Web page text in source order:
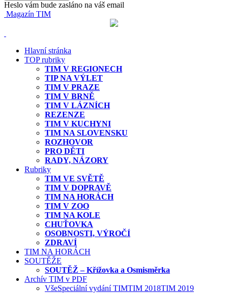
Heslo vám bude zasláno na váš email
Magazín TIM
Hlavní stránka
TOP rubriky
TIM V REGIONECH
TIP NA VÝLET
TIM V PRAZE
TIM V BRNĚ
TIM V LÁZNÍCH
REZENZE
TIM V KUCHYNI
TIM NA SLOVENSKU
ROZHOVOR
PRO DĚTI
RADY, NÁZORY
Rubriky
TIM VE SVĚTĚ
TIM V DOPRAVĚ
TIM NA HORÁCH
TIM V ZOO
TIM NA KOLE
CHUŤOVKA
OSOBNOSTI, VÝROČÍ
ZDRAVÍ
TIM NA HORÁCH
SOUTĚŽE
SOUTĚŽ – Křížovka a Osmisměrka
Archív TIM v PDF
VšeSpeciální vydání TIMTIM 2018TIM 2019